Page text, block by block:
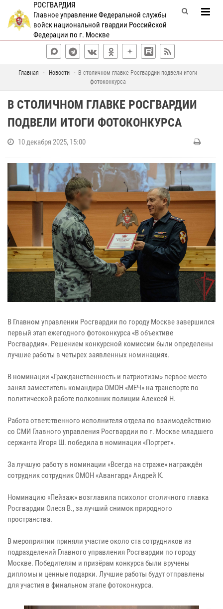
РОСГВАРДИЯ
Главное управление Федеральной службы
войск национальной гвардии Российской
Федерации по г. Москве
Главная Новости
В столичном главке Росгвардии подвели итоги
фотоконкурса
В СТОЛИЧНОМ ГЛАВКЕ РОСГВАРДИИ
ПОДВЕЛИ ИТОГИ ФОТОКОНКУРСА
10 декабря 2025, 15:00
В Главном управлении Росгвардии по городу Москве завершился
первый этап ежегодного фотоконкурса «В объективе
Росгвардия». Решением конкурсной комиссии были определены
лучшие работы в четырех заявленных номинациях.
В номинации «Гражданственность и патриотизм» первое место
занял заместитель командира ОМОН «МЕЧ» на транспорте по
политической работе полковник полиции Алексей Н.
Работа ответственного исполнителя отдела по взаимодействию
со СМИ Главного управления Росгвардии по г. Москве младшего
сержанта Игоря Ш. победила в номинации «Портрет».
За лучшую работу в номинации «Всегда на страже» награждён
сотрудник сотрудник ОМОН «Авангард» Андрей К.
Номинацию «Пейзаж» возглавила психолог столичного главка
Росгвардии Олеся В., за лучший снимок природного
пространства.
В мероприятии приняли участие около ста сотрудников из
подразделений Главного управления Росгвардии по городу
Москве. Победителям и призёрам конкурса были вручены
дипломы и ценные подарки. Лучшие работы будут отправлены
для участия в финальном этапе фотоконкурса.